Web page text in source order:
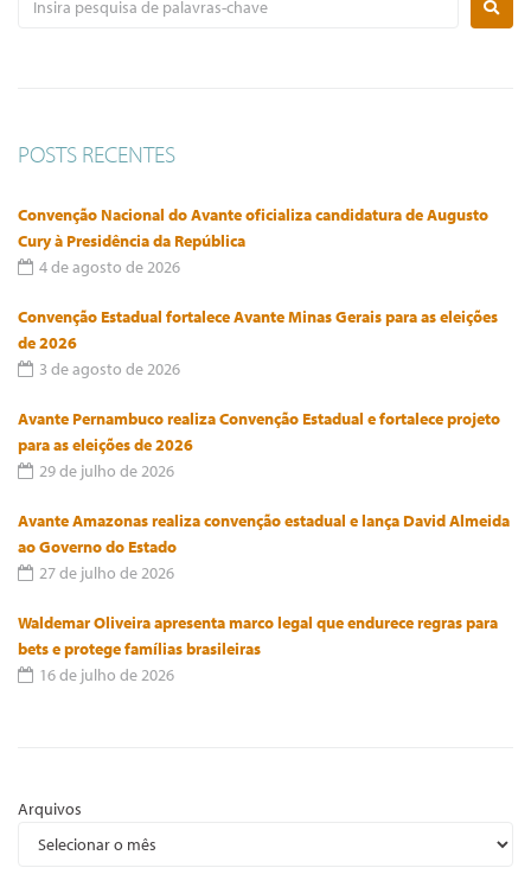
POSTS RECENTES
Convenção Nacional do Avante oficializa candidatura de Augusto
Cury à Presidência da República
4 de agosto de 2026
Convenção Estadual fortalece Avante Minas Gerais para as eleições
de 2026
3 de agosto de 2026
Avante Pernambuco realiza Convenção Estadual e fortalece projeto
para as eleições de 2026
29 de julho de 2026
Avante Amazonas realiza convenção estadual e lança David Almeida
ao Governo do Estado
27 de julho de 2026
Waldemar Oliveira apresenta marco legal que endurece regras para
bets e protege famílias brasileiras
16 de julho de 2026
Arquivos